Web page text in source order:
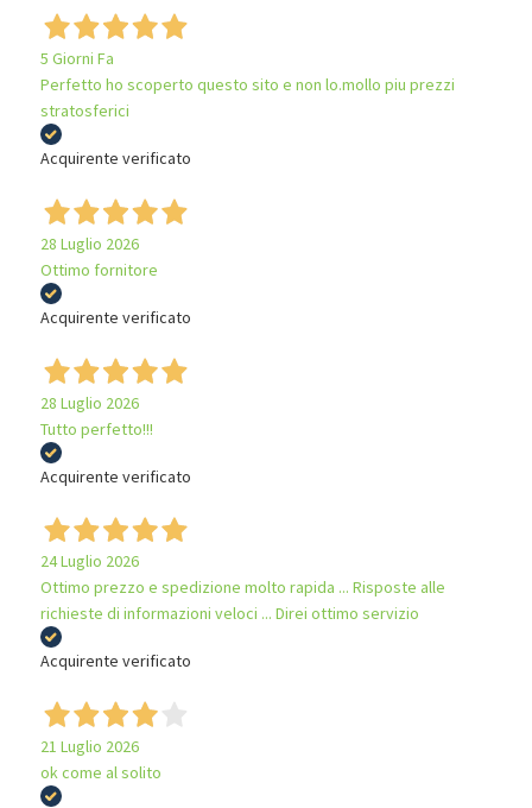
5 Giorni Fa
Perfetto ho scoperto questo sito e non lo.mollo piu prezzi
stratosferici
Acquirente verificato
28 Luglio 2026
Ottimo fornitore
Acquirente verificato
28 Luglio 2026
Tutto perfetto!!!
Acquirente verificato
24 Luglio 2026
Ottimo prezzo e spedizione molto rapida ... Risposte alle
richieste di informazioni veloci ... Direi ottimo servizio
Acquirente verificato
21 Luglio 2026
ok come al solito